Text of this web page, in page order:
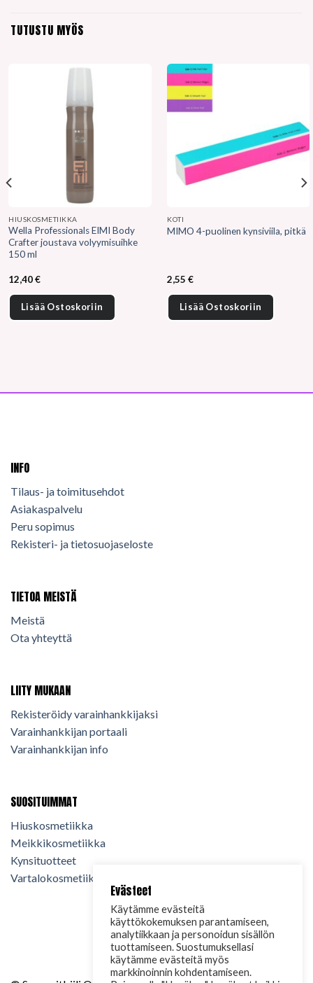
TUTUSTU MYÖS
HIUSKOSMETIIKKA
Wella Professionals EIMI Body
Crafter joustava volyymisuihke
150 ml
12,40€
Lisää Ostoskoriin
KOTI
MIMO 4-puolinen kynsiviila, pitkä
2,55€
Lisää Ostoskoriin
INFO
Tilaus- ja toimitusehdot
Asiakaspalvelu
Peru sopimus
Rekisteri- ja tietosuojaseloste
TIETOA MEISTÄ
Meistä
Ota yhteyttä
LIITY MUKAAN
Rekisteröidy varainhankkijaksi
Varainhankkijan portaali
Varainhankkijan info
SUOSITUIMMAT
Hiuskosmetiikka
Meikkikosmetiikka
Kynsituotteet
Vartalokosmetiikka
Evästeet
Käytämme evästeitä
käyttökokemuksen parantamiseen,
analytiikkaan ja personoidun sisällön
tuottamiseen. Suostumuksellasi
käytämme evästeitä myös
markkinoinnin kohdentamiseen.